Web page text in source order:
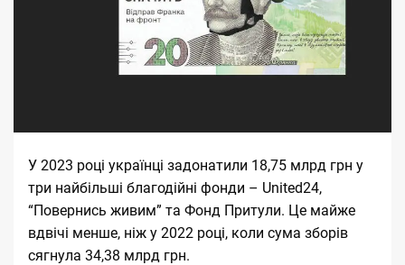
У 2023 році українці задонатили 18,75 млрд грн у
три найбільші благодійні фонди – United24,
“Повернись живим” та Фонд Притули. Це майже
вдвічі менше, ніж у 2022 році, коли сума зборів
сягнула 34,38 млрд грн.